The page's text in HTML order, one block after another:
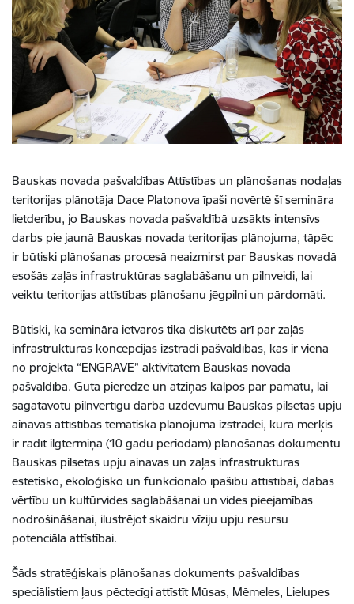
Bauskas novada pašvaldības Attīstības un plānošanas nodaļas
teritorijas plānotāja Dace Platonova īpaši novērtē šī semināra
lietderību, jo Bauskas novada pašvaldībā uzsākts intensīvs
darbs pie jaunā Bauskas novada teritorijas plānojuma, tāpēc
ir būtiski plānošanas procesā neaizmirst par Bauskas novadā
esošās zaļās infrastruktūras saglabāšanu un pilnveidi, lai
veiktu teritorijas attīstības plānošanu jēgpilni un pārdomāti.
Būtiski, ka semināra ietvaros tika diskutēts arī par zaļās
infrastruktūras koncepcijas izstrādi pašvaldībās, kas ir viena
no projekta “ENGRAVE” aktivitātēm Bauskas novada
pašvaldībā. Gūtā pieredze un atziņas kalpos par pamatu, lai
sagatavotu pilnvērtīgu darba uzdevumu Bauskas pilsētas upju
ainavas attīstības tematiskā plānojuma izstrādei, kura mērķis
ir radīt ilgtermiņa (10 gadu periodam) plānošanas dokumentu
Bauskas pilsētas upju ainavas un zaļās infrastruktūras
estētisko, ekoloģisko un funkcionālo īpašību attīstībai, dabas
vērtību un kultūrvides saglabāšanai un vides pieejamības
nodrošināšanai, ilustrējot skaidru vīziju upju resursu
potenciāla attīstībai.
Šāds stratēģiskais plānošanas dokuments pašvaldības
speciālistiem ļaus pēctecīgi attīstīt Mūsas, Mēmeles, Lielupes